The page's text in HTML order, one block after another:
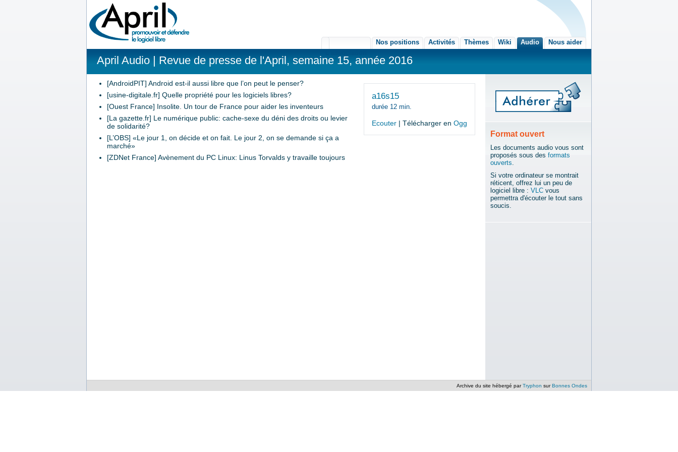
Nos positions Activités Thèmes Wiki Audio Nous aider
April Audio| Revue de presse de l'April, semaine 15, année 2016
Format ouvert
Les documents audio vous sont
proposés sous des formats
ouverts.
Si votre ordinateur se montrait
réticent, offrez lui un peu de
logiciel libre : VLC vous
permettra d'écouter le tout sans
soucis.
a16s15
durée 12 min.
Ecouter | Télécharger en Ogg
[AndroidPIT] Android est-il aussi libre que l’on peut le penser?
[usine-digitale.fr] Quelle propriété pour les logiciels libres?
[Ouest France] Insolite. Un tour de France pour aider les inventeurs
[La gazette.fr] Le numérique public: cache-sexe du déni des droits ou levier
de solidarité?
[L’OBS] «Le jour 1, on décide et on fait. Le jour 2, on se demande si ça a
marché»
[ZDNet France] Avènement du PC Linux: Linus Torvalds y travaille toujours
Archive du site hébergé parTryphon surBonnes Ondes